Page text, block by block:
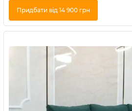
Придбати від 14 900 грн
Купити в 1 клік